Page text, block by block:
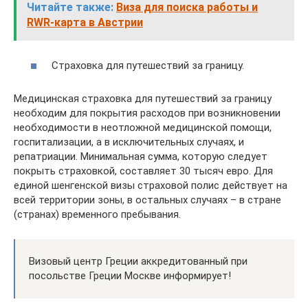
Читайте также: Виза для поиска работы и
RWR-карта в Австрии
Страховка для путешествий за границу.
Медицинская страховка для путешествий за границу
необходим для покрытия расходов при возникновении
необходимости в неотложной медицинской помощи,
госпитализации, а в исключительных случаях, и
репатриации. Минимальная сумма, которую следует
покрыть страховкой, составляет 30 тысяч евро. Для
единой шенгенской визы страховой полис действует на
всей территории зоны, в остальных случаях – в стране
(странах) временного пребывания.
Визовый центр Греции аккредитованный при
посольстве Греции Москве информирует!